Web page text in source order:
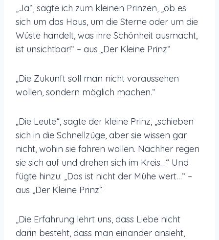
„Ja“, sagte ich zum kleinen Prinzen, „ob es
sich um das Haus, um die Sterne oder um die
Wüste handelt, was ihre Schönheit ausmacht,
ist unsichtbar!“ – aus „Der Kleine Prinz“
„Die Zukunft soll man nicht voraussehen
wollen, sondern möglich machen.“
„Die Leute“, sagte der kleine Prinz, „schieben
sich in die Schnellzüge, aber sie wissen gar
nicht, wohin sie fahren wollen. Nachher regen
sie sich auf und drehen sich im Kreis…“ Und
fügte hinzu: „Das ist nicht der Mühe wert…“ –
aus „Der Kleine Prinz“
„Die Erfahrung lehrt uns, dass Liebe nicht
darin besteht, dass man einander ansieht,